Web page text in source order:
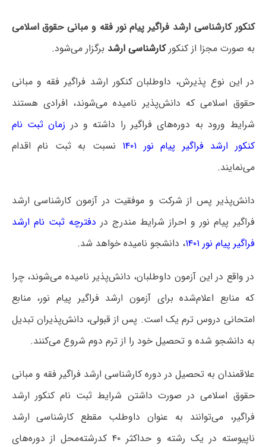
کنکور کارشناسی ارشد فراگیر پیام نور فقه و مبانی حقوق اسلامی
به صورت مجزا از کنکورکارشناسی ارشد برگزار می‌شود.
در این نوع پذیرش، داوطلبان کنکور ارشد فراگیر فقه و مبانی
حقوق اسلامی که دانش‌پذیر نامیده می‌شوند، افرادی هستند
شرایط ورود به دوره‌های فراگیر را داشته و در زمان ثبت نام
کنکور ارشد فراگیر پیام نور ۱۴۰۱
نسبت به ثبت نام اقدام
می‌نمایند.
دانش‌پذیر پس از شرکت و موفقیت در آزمون کارشناسی ارشد
فراگیر پیام نور و احراز شرایط مندرج در دفترچه ثبت نام ارشد
فراگیر پیام نور ۱۴۰۱
، دانشجو نامیده خواهد شد.
در واقع در این آزمون داوطلبان، دانش‌پذیر نامیده می‌شوند، چرا
که منابع اعلام‌شده برای آزمون ارشد فراگیر پیام نور، منابع
امتحانی دروس ترم یک است. پس از قبولی، دانش‌پذیران تبدیل
به دانشجو شده و تحصیل خود را از ترم دوم شروع می‌کنند.
علاقمندان به تحصیل در دوره کارشناسی ارشد فراگیر فقه و مبانی
حقوق اسلامی در صورت داشتن شرایط ثبت نام کنکور ارشد
فراگیر، می‌توانند به عنوان داوطلب مقطع کارشناسی ارشد
ناپیوسته در یک رشته و حداکثر ۴۰ کدرشته‌محل از دوره‌های